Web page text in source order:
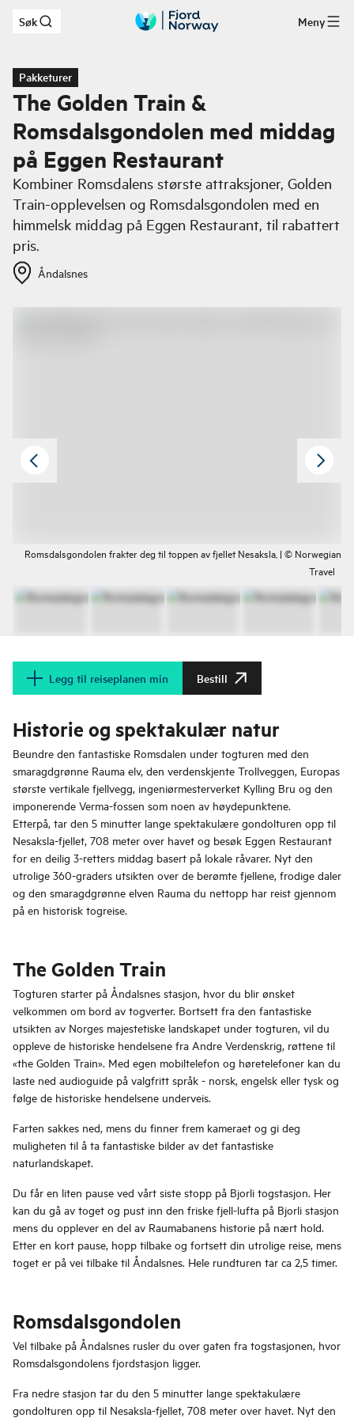
Hopp til hovedinnhold
Søk Meny
Pakketurer
The Golden Train &
Romsdalsgondolen med middag
på Eggen Restaurant
Kombiner Romsdalens største attraksjoner, Golden
Train-opplevelsen og Romsdalsgondolen med en
himmelsk middag på Eggen Restaurant, til rabattert
pris.
Åndalsnes
Romsdalsgondolen frakter deg til toppen av fjellet Nesaksla, | © Norwegian
Travel
Legg til reiseplanen min Bestill
Historie og spektakulær natur
Beundre den fantastiske Romsdalen under togturen med den
smaragdgrønne Rauma elv, den verdenskjente Trollveggen, Europas
største vertikale fjellvegg, ingeniørmesterverket Kylling Bru og den
imponerende Verma-fossen som noen av høydepunktene.
Etterpå, tar den 5 minutter lange spektakulære gondolturen opp til
Nesaksla-fjellet, 708 meter over havet og besøk Eggen Restaurant
for en deilig 3-retters middag basert på lokale råvarer. Nyt den
utrolige 360-graders utsikten over de berømte fjellene, frodige daler
og den smaragdgrønne elven Rauma du nettopp har reist gjennom
på en historisk togreise.
The Golden Train
Togturen starter på Åndalsnes stasjon, hvor du blir ønsket
velkommen om bord av togverter. Bortsett fra den fantastiske
utsikten av Norges majestetiske landskapet under togturen, vil du
oppleve de historiske hendelsene fra Andre Verdenskrig, røttene til
«the Golden Train». Med egen mobiltelefon og høretelefoner kan du
laste ned audioguide på valgfritt språk - norsk, engelsk eller tysk og
følge de historiske hendelsene underveis.
Farten sakkes ned, mens du finner frem kameraet og gi deg
muligheten til å ta fantastiske bilder av det fantastiske
naturlandskapet.
Du får en liten pause ved vårt siste stopp på Bjorli togstasjon. Her
kan du gå av toget og pust inn den friske fjell-lufta på Bjorli stasjon
mens du opplever en del av Raumabanens historie på nært hold.
Etter en kort pause, hopp tilbake og fortsett din utrolige reise, mens
toget er på vei tilbake til Åndalsnes. Hele rundturen tar ca 2,5 timer.
Romsdalsgondolen
Vel tilbake på Åndalsnes rusler du over gaten fra togstasjonen, hvor
Romsdalsgondolens fjordstasjon ligger.
Fra nedre stasjon tar du den 5 minutter lange spektakulære
gondolturen opp til Nesaksla-fjellet, 708 meter over havet. Nyt den